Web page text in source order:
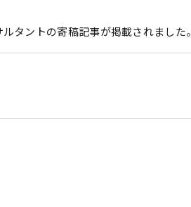
タントの寄稿記事が掲載されました。